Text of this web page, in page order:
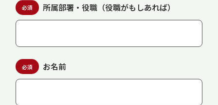
必須 所属部署・役職（役職がもしあれば）
必須 お名前